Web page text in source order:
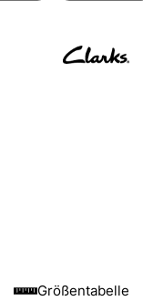
Größentabelle